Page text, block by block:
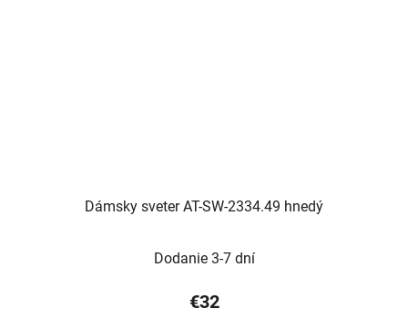
Dámsky sveter AT-SW-2334.49 hnedý
Dodanie 3-7 dní
€32